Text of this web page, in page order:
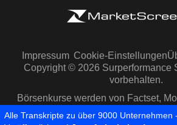
Impressum Cookie-Einstellungen
Copyright © 2026 Surperformance
vorbehalten.
Börsenkurse werden von Factset,
Capital IQ zur Verfügung
Alle Transkripte zu über 9000 Unternehmen